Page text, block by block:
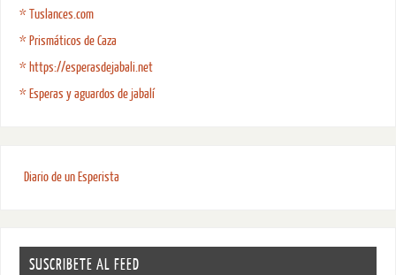
* Tuslances.com
* Prismáticos de Caza
* https://esperasdejabali.net
* Esperas y aguardos de jabalí
Diario de un Esperista
SUSCRIBETE AL FEED